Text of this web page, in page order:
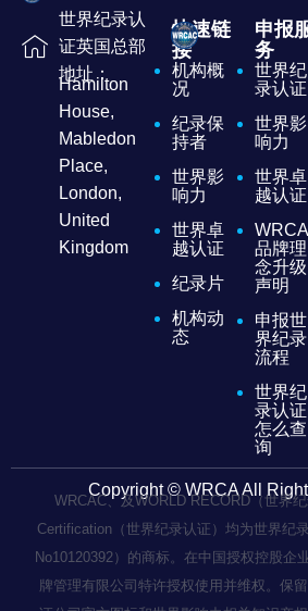
世界纪录认
证英国总部
地址：
Hamilton
House,
Mabledon
Place,
London,
United
Kingdom
快速链
接
机构概
况
纪录保
持者
世界影
响力
世界卓
越认证
纪录片
机构动
态
申报
务
世界纪
录认证
世界影
响力
世界卓
越认证
品牌理
念升级
声明
申报世
界纪录
流程
世界纪
录认证
怎么查
询
Copyright © WRCA All
WRCAC、及WORLD RECORD（世界
Certification（世界纪录认证）均为世界纪
No10120392）的商标。在中国授权控股企
牌管理有限公司特许授权使用并维权。保